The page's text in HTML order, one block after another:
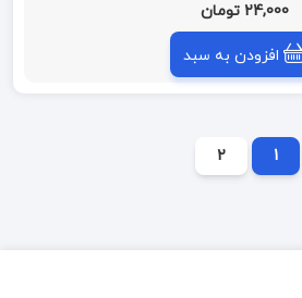
24,000 تومان
افزودن به سبد
1
2